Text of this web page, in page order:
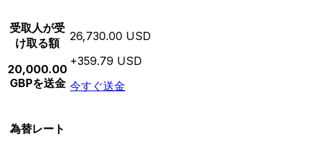
受取人が受
け取る額
20,000.00
GBPを送金
26,730.00 USD
+359.79 USD
今すぐ送金
為替レート